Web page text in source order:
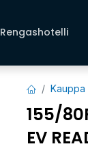
Rengashotelli
Kauppa
155/
EV